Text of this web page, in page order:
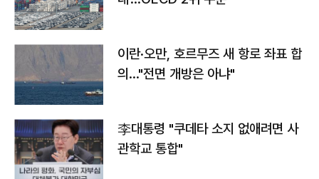
이란·오만, 호르무즈 새 항로 좌표 합
의…"전면 개방은 아냐"
李대통령 "쿠데타 소지 없애려면 사
관학교 통합"